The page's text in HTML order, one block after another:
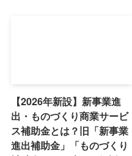
【2026年新設】新事業進
出・ものづくり商業サービ
ス補助金とは？旧「新事業
進出補助金」「ものづくり